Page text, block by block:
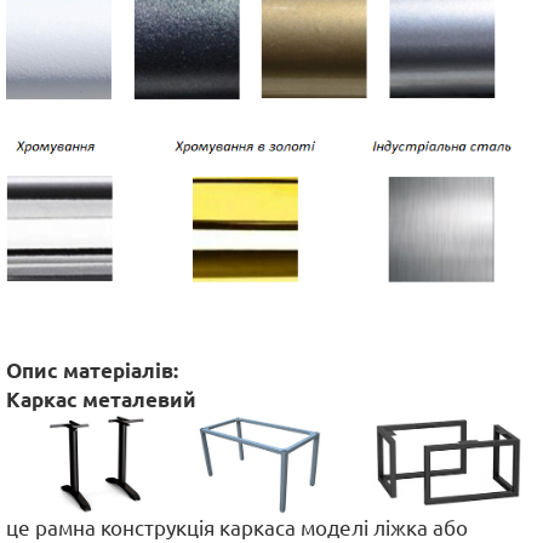
Опис матеріалів:
Каркас металевий
це рамна конструкція каркаса моделі ліжка або